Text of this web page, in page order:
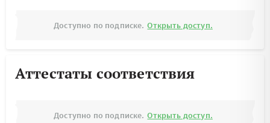
Доступно по подписке. Открыть доступ.
Аттестаты соответствия
Доступно по подписке. Открыть доступ.